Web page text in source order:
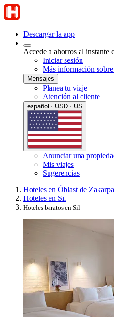
Descargar la app
Accede a ahorros al instante
Iniciar sesión
Más información
Mensajes
Planea tu viaje
Atención al cliente
español · USD · US
Anunciar una
Mis viajes
Sugerencias
Hoteles en Óblast de
Hoteles en Sil
Hoteles baratos en Sil